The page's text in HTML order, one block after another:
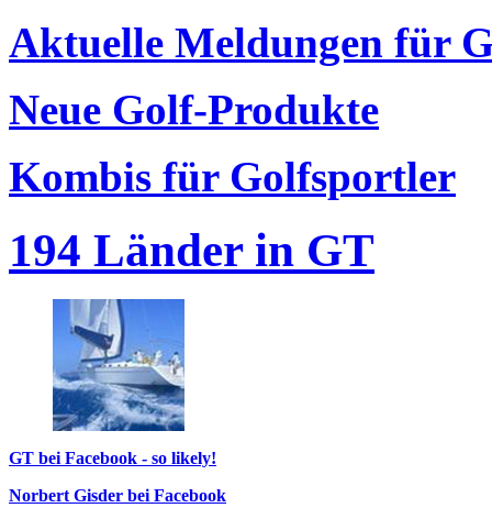
Aktuelle Meldungen für
Neue Golf-Produkte
Kombis für Golfsportler
194 Länder in GT
GT bei Facebook - so likely!
Norbert Gisder bei Facebook